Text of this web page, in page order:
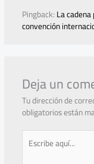
Pingback:La
convención
Deja un
Tu dirección de
obligatorios están
Escribe
aquí...